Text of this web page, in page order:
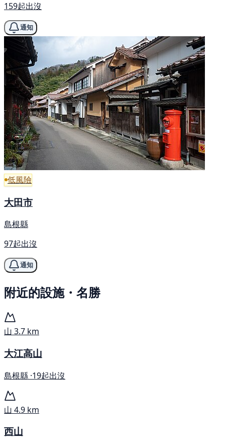
159起出沒
通知
低風險
大田市
島根縣
97起出沒
通知
附近的設施・名勝
山 3.7 km
大江高山
島根縣 ·19起出沒
山 4.9 km
西山